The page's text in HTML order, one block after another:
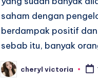
saham dengan
berdampak positif
sebab itu, banyak
Posted
by
cheryl victoria